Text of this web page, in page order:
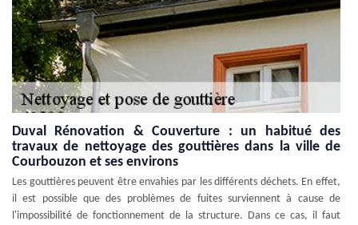
Duval Rénovation & Couverture : un habitué des
travaux de nettoyage des gouttières dans la ville de
Courbouzon et ses environs
Les gouttières peuvent être envahies par les différents déchets. En effet,
il est possible que des problèmes de fuites surviennent à cause de
l'impossibilité de fonctionnement de la structure. Dans ce cas, il faut